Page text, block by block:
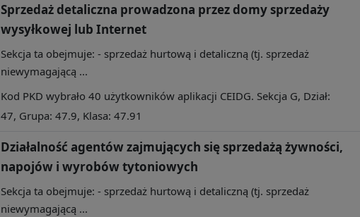
Sprzedaż detaliczna prowadzona przez domy sprzedaży
wysyłkowej lub Internet
Sekcja ta obejmuje: - sprzedaż hurtową i detaliczną (tj. sprzedaż
niewymagającą ...
Kod PKD wybrało 40 użytkowników aplikacji CEIDG. Sekcja G, Dział:
47, Grupa: 47.9, Klasa: 47.91
Działalność agentów zajmujących się sprzedażą żywności,
napojów i wyrobów tytoniowych
Sekcja ta obejmuje: - sprzedaż hurtową i detaliczną (tj. sprzedaż
niewymagającą ...